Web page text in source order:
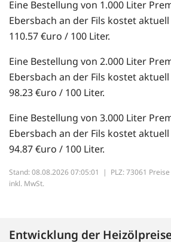
Eine Bestellung von 1.000 Liter
Ebersbach an der Fils kostet
110.57 €uro / 100 Liter.
Eine Bestellung von 2.000 Liter
Ebersbach an der Fils kostet
98.23 €uro / 100 Liter.
Eine Bestellung von 3.000 Liter
Ebersbach an der Fils kostet
94.87 €uro / 100 Liter.
Stand: 08.08.2026 07:05:01 | PLZ: 73061
inkl. MwSt.
Entwicklung der